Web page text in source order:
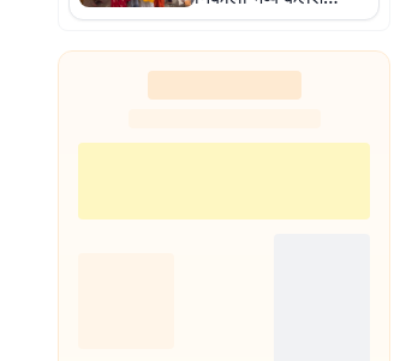
शोभायात्रा, शिवलिंग
प्राण-प्रतिष्ठा महोत्सव
शुरू